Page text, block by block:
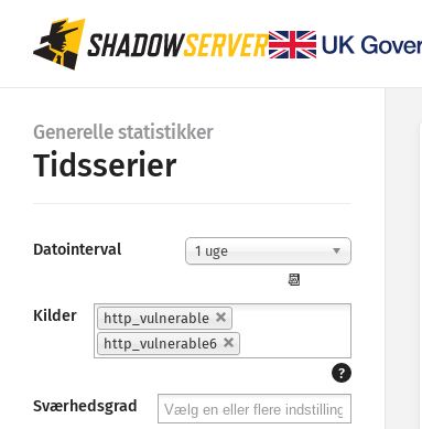
Generelle statistikker
Tidsserier
Datointerval 1 uge
📆
Kilder
http_vulnerable
http_vulnerable6
?
Sværhedsgrad